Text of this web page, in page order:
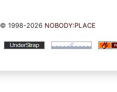
© 1998-2026 NOBODY:PLACE